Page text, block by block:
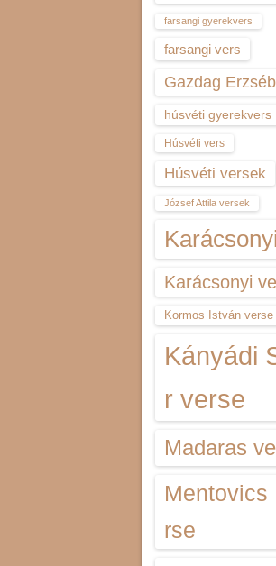
farsangi gyerekvers
farsangi vers
Gazdag
húsvéti gyerekvers
Húsvéti vers
Húsvéti versek
József Attila versek
Karácsonyi
Kormos István verse
Kányádi
r verse
Madaras
Mentovics
rse